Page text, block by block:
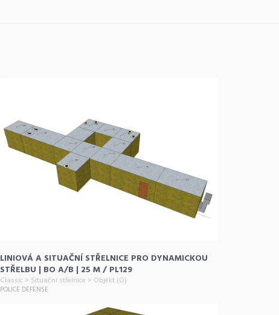
LINIOVÁ A SITUAČNÍ STŘELNICE PRO DYNAMICKOU
STŘELBU | BO A/B | 25 M / PL129
Classic > Situační střelnice > Objekt (O)
POLICE DEFENSE